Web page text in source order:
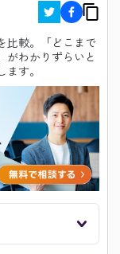
比較。「どこまで
がわかりずらいと
す。